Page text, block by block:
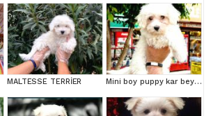
MALTESSE TERRİER Mini boy puppy kar beyaz sevimli MALTESSE TERRİER CİNSİ